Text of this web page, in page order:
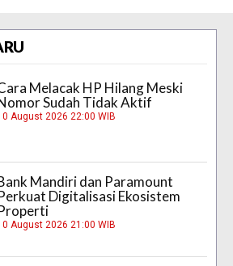
Melacak HP Hilang Meski
Sudah Tidak Aktif
August 2026 22:00 WIB
Mandiri dan Paramount
Digitalisasi Ekosistem
August 2026 21:00 WIB